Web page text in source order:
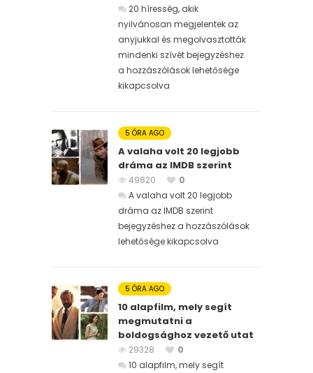
20 híresség, akik
nyilvánosan megjelentek az
anyjukkal és megolvasztották
mindenki szívét bejegyzéshez
a hozzászólások lehetősége
kikapcsolva
5 ÓRA AGO
A valaha volt 20 legjobb
dráma az IMDB szerint
49820
0
A valaha volt 20 legjobb
dráma az IMDB szerint
bejegyzéshez a hozzászólások
lehetősége kikapcsolva
5 ÓRA AGO
10 alapfilm, mely segít
megmutatni a
boldogsághoz vezető utat
29328
0
10 alapfilm, mely segít